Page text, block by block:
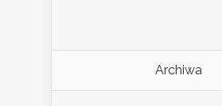
Archiwa